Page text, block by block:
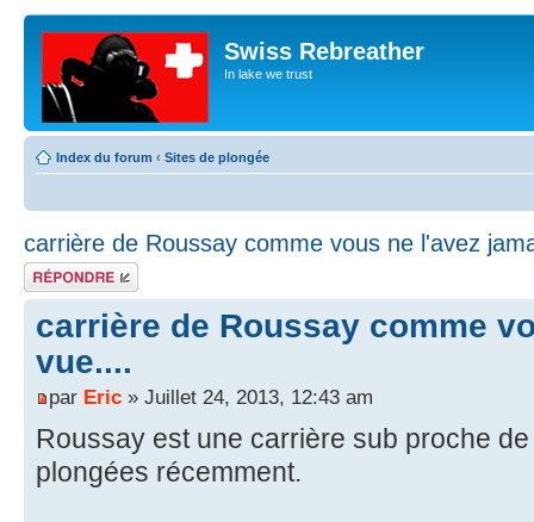
Swiss Rebreather
In lake we trust
Index du forum ‹ Sites de plongée
carrière de Roussay comme vous ne l'avez
Répondre
carrière de Roussay comme
vue....
par Eric » Juillet 24, 2013, 12:43 am
Roussay est une carrière sub proche
plongées récemment.